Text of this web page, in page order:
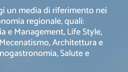
un media di riferimento nei
regionale, quali:
e Management, Life Style,
Architettura e
Salute e